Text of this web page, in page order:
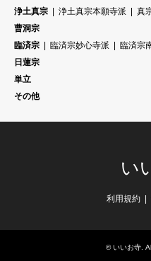
浄土真宗
浄土真宗本願寺派 真
曹洞宗
臨済宗
臨済宗妙心寺派
臨済宗
日蓮宗
単立
その他
い
利用規約
©いいお寺.